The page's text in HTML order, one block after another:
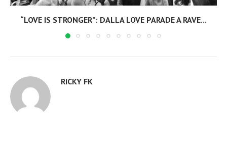
“LOVE IS STRONGER”: DALLA LOVE PARADE A RAVE...
RICKY FK